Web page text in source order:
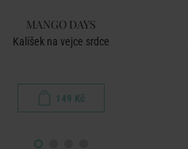
MANGO DAYS
Kalíšek na vejce srdce
149 Kč